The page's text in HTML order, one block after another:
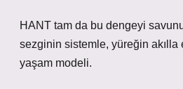
HANT tam da bu dengeyi
sezginin sistemle, yüreğin akılla
yaşam modeli.